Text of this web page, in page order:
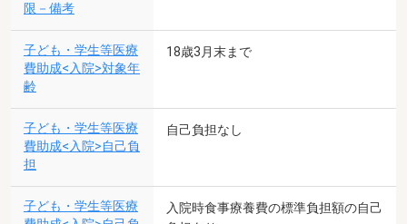
限－備考
子ども・学生等医療
費助成<入院>対象年
齢
18歳3月末まで
子ども・学生等医療
費助成<入院>自己負
担
自己負担なし
子ども・学生等医療
入院時食事療養費の標準負担額の自己